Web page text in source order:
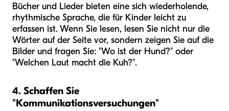
Bücher und Lieder bieten eine sich wiederholende,
rhythmische Sprache, die für Kinder leicht zu
erfassen ist. Wenn Sie lesen, lesen Sie nicht nur die
Wörter auf der Seite vor, sondern zeigen Sie auf die
Bilder und fragen Sie: "Wo ist der Hund?" oder
"Welchen Laut macht die Kuh?".
4. Schaffen Sie
"Kommunikationsversuchungen"